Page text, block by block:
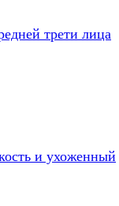
трети лица
и ухоженный